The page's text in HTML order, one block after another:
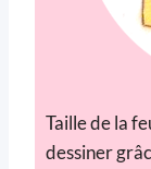
Taille de la
dessiner